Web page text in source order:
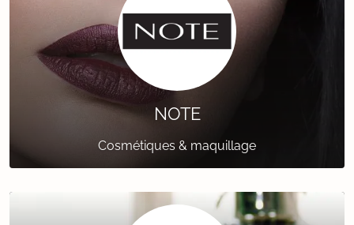
NOTE
Cosmétiques & maquillage